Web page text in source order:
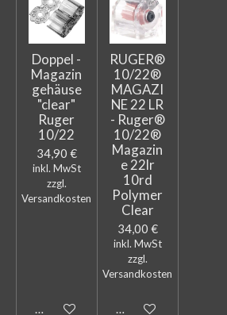
Doppel -
Magazin
gehäuse
"clear"
Ruger
10/22
34,90 €
inkl. MwSt
zzgl.
Versandkosten
In den Warenkorb
RUGER®
10/22®
MAGAZI
NE 22 LR
- Ruger®
10/22®
Magazin
e 22lr
10rd
Polymer
Clear
34,00 €
inkl. MwSt
zzgl.
Versandkosten
In den Warenkorb